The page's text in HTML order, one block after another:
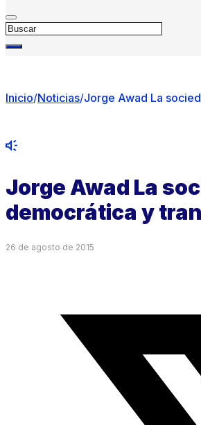
Buscar
Inicio/Noticias/Jorge Awad La
Jorge Awad La
democrática y
26 de agosto de 2015